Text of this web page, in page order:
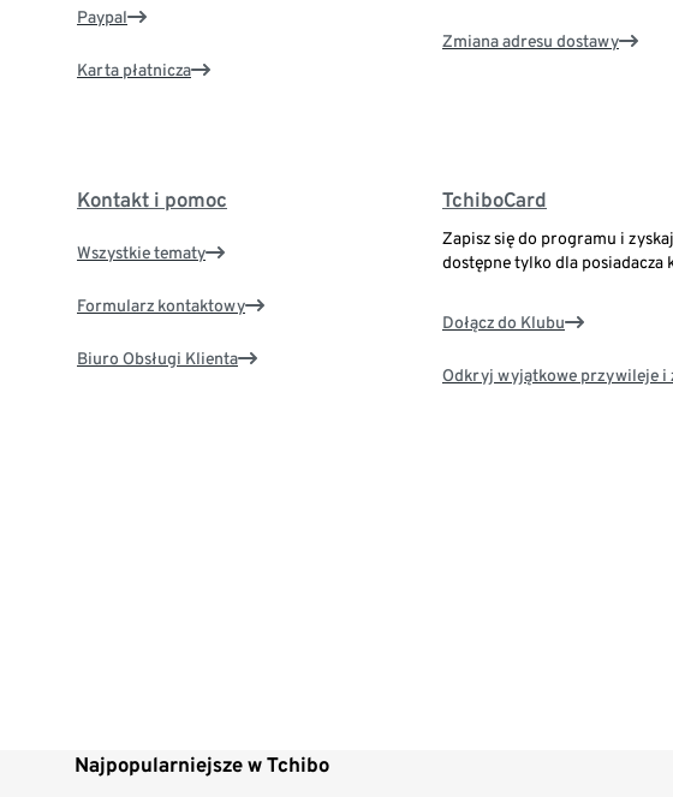
Paypal
Karta płatnicza
Zmiana adresu dostawy
Kontakt i pomoc
Wszystkie tematy
Formularz kontaktowy
Biuro Obsługi Klienta
TchiboCard
Zapisz się do programu i
dostępne tylko dla posiadacza
Dołącz do Klubu
Odkryj wyjątkowe przywileje i
Najpopularniejsze w Tchibo